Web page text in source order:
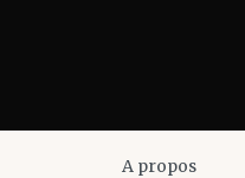
A propos